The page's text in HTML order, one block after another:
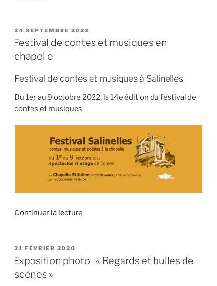
PUBLIÉ
LE
24 SEPTEMBRE 2022
Festival de contes et musiques en
chapelle
Festival de contes et musiques à Salinelles
Du 1er au 9 octobre 2022, la 14e édition du festival de
contes et musiques
Continuer la lecture
et
PUBLIÉ
LE
21 FÉVRIER 2020
Exposition photo : « Regards et bulles de
scènes »